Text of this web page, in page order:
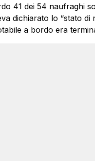
41 dei 54 naufraghi
dichiarato lo “stato di
a bordo era